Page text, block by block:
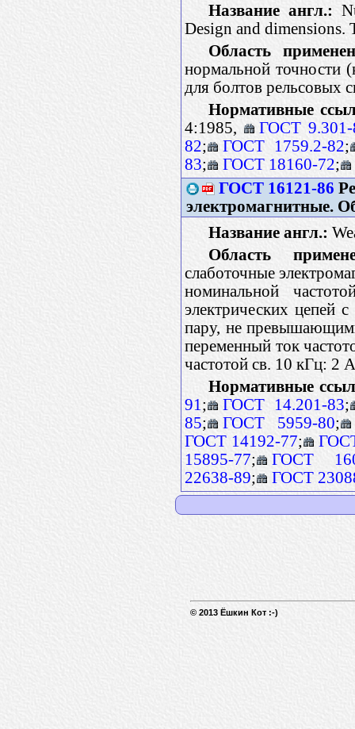
Название англ.:
Design and dimensions.
Область
нормальной точности
для болтов рельсовых
Нормативные
4:1985,
ГОСТ 9.301-
82; ГОСТ 1759.2-82;
83; ГОСТ 18160-72;
ГОСТ 16121-86
электромагнитные.
Название англ.:
Область
слаботочные
номинальной
электрических цепей
пару, не
переменный ток
частотой св. 10 кГц:
Нормативные
91 ; ГОСТ 14.201-83;
85; ГОСТ 5959-80;
ГОСТ 14192-77;
15895-77;
ГОСТ
22638-89; ГОСТ
© 2013 Ёшкин Кот :-)